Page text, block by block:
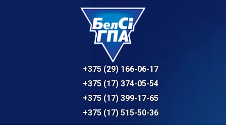
+375 (29) 166-06-17 - техническая
+375 (17) 374-05-54 - общий отдел,
+375 (17) 399-17-65
+375 (17) 515-50-36